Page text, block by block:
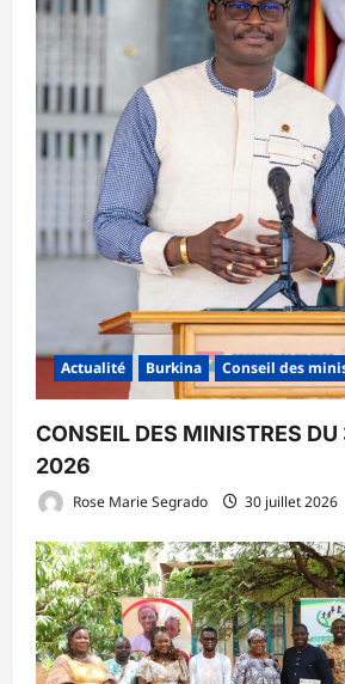
Actualité Burkina Conseil des
CONSEIL DES MINISTRES
2026
Rose Marie Segrado 30 juillet 2026